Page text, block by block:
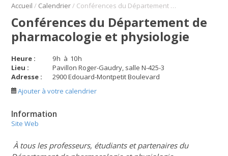
Accueil / Calendrier/ Conférences du Département de pharmacologie et physiologie
Conférences du Département de
pharmacologie et physiologie
Heure : 9h à 10h
Lieu :
Pavillon Roger-Gaudry, salle N-425-3
Adresse :
2900 Edouard-Montpetit Boulevard
Ajouter à votre calendrier
Information
Site Web
À tous les professeurs, étudiants et partenaires du